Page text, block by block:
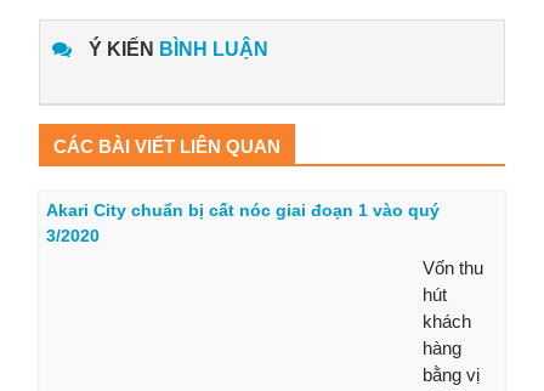
Ý KIẾN BÌNH LUẬN
CÁC BÀI VIẾT LIÊN QUAN
Akari City chuẩn bị cất nóc giai đoạn 1 vào quý
3/2020
Vốn thu
hút
khách
hàng
bằng vị